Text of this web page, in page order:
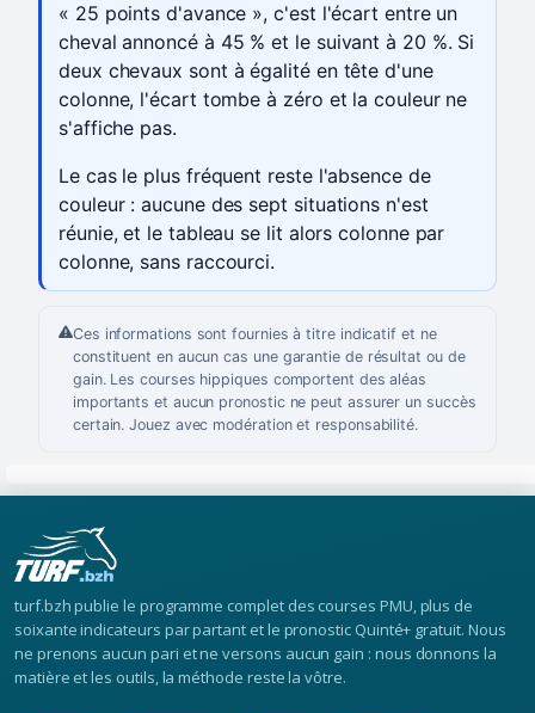
« 25 points d'avance », c'est l'écart entre un
cheval annoncé à 45 % et le suivant à 20 %. Si
deux chevaux sont à égalité en tête d'une
colonne, l'écart tombe à zéro et la couleur ne
s'affiche pas.
Le cas le plus fréquent reste l'absence de
couleur : aucune des sept situations n'est
réunie, et le tableau se lit alors colonne par
colonne, sans raccourci.
Ces informations sont fournies à titre indicatif et ne
constituent en aucun cas une garantie de résultat ou de
gain. Les courses hippiques comportent des aléas
importants et aucun pronostic ne peut assurer un succès
certain. Jouez avec modération et responsabilité.
turf.bzh publie le programme complet des courses PMU, plus de
soixante indicateurs par partant et le pronostic Quinté+ gratuit. Nous
ne prenons aucun pari et ne versons aucun gain : nous donnons la
matière et les outils, la méthode reste la vôtre.